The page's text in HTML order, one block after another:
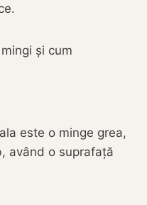
și cum
este o minge grea,
având o suprafață